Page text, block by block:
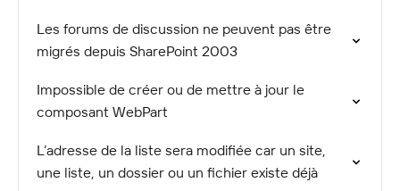
Les forums de discussion ne peuvent pas être
migrés depuis SharePoint 2003
Impossible de créer ou de mettre à jour le
composant WebPart
L’adresse de la liste sera modifiée car un site,
une liste, un dossier ou un fichier existe déjà